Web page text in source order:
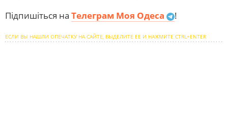
Підпишіться на Телеграм Моя Одеса !
ЕСЛИ ВЫ НАШЛИ ОПЕЧАТКУ НА САЙТЕ, ВЫДЕЛИТЕ ЕЕ И НАЖМИТЕ CTRL+ENTER